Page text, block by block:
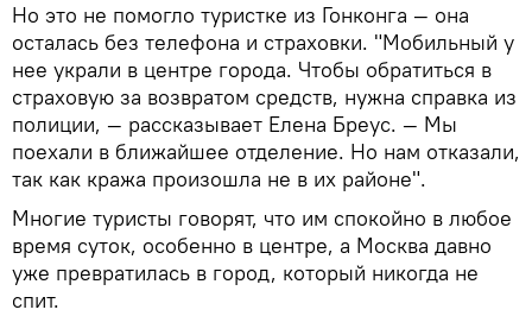
Но это не помогло туристке из Гонконга — она
осталась без телефона и страховки. "Мобильный у
нее украли в центре города. Чтобы обратиться в
страховую за возвратом средств, нужна справка из
полиции, — рассказывает Елена Бреус. — Мы
поехали в ближайшее отделение. Но нам отказали,
так как кража произошла не в их районе".
Многие туристы говорят, что им спокойно в любое
время суток, особенно в центре, а Москва давно
уже превратилась в город, который никогда не
спит.